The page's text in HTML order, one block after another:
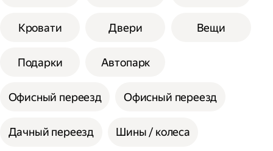
Кровати Двери Вещи
Подарки Автопарк
Офисный переезд Офисный переезд
Дачный переезд Шины / колеса